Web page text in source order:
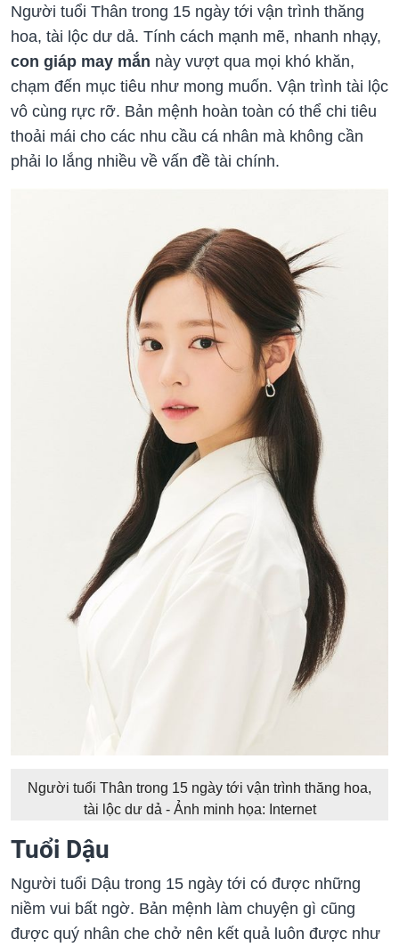
Người tuổi Thân trong 15 ngày tới vận trình thăng
hoa, tài lộc dư dả. Tính cách mạnh mẽ, nhanh nhạy,
con giáp may mắn này vượt qua mọi khó khăn,
chạm đến mục tiêu như mong muốn. Vận trình tài lộc
vô cùng rực rỡ. Bản mệnh hoàn toàn có thể chi tiêu
thoải mái cho các nhu cầu cá nhân mà không cần
phải lo lắng nhiều về vấn đề tài chính.
Người tuổi Thân trong 15 ngày tới vận trình thăng hoa,
tài lộc dư dả - Ảnh minh họa: Internet
Tuổi Dậu
Người tuổi Dậu trong 15 ngày tới có được những
niềm vui bất ngờ. Bản mệnh làm chuyện gì cũng
được quý nhân che chở nên kết quả luôn được như